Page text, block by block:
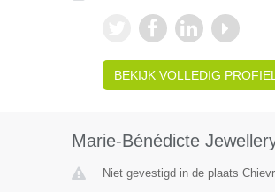
BEKIJK VOLLEDIG PROFIEL
Marie-Bénédicte
Niet gevestigd in de plaats